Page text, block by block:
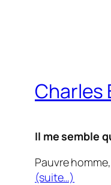
Charles
Il me semble
Pauvre
(suite…)